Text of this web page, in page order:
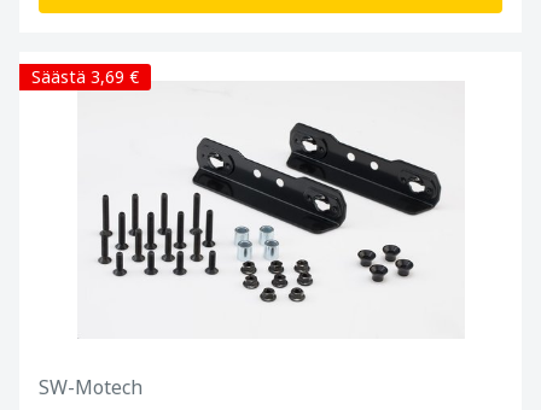
Säästä 3,69 €
SW-Motech